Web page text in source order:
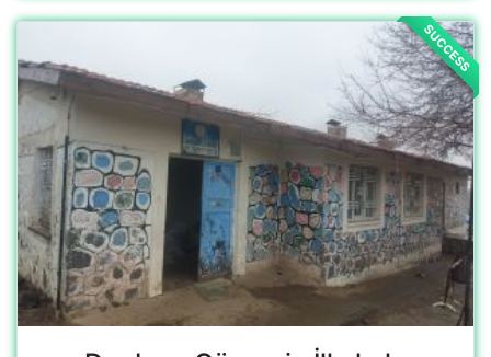
Dagbası Güvercin İlkokulu
Siverek/Şanlıurfa, Türkiye
View school
SUCCESS